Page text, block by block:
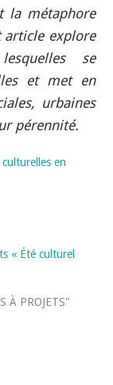
la métaphore
article explore
se
et met en
urbaines
pérennité.
en
« Été culturel
À PROJETS"